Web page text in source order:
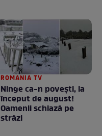
ROMANIA TV
Ninge ca-n povești, la
început de august!
Oamenii schiază pe
străzi